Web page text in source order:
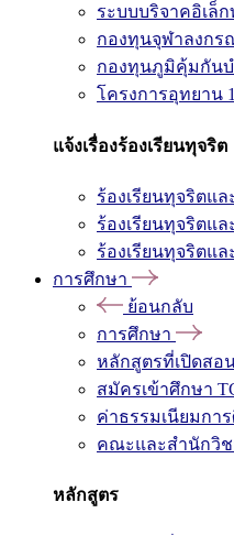
ระบบบริจาคอิเล็
กองทุนจุฬาลงก
กองทุนภูมิคุ้มกันบ
โครงการอุทยาน
แจ้งเรื่องร้องเรียนทุจริต
ร้องเรียนทุจริตแ
ร้องเรียนทุจริตแ
ร้องเรียนทุจริตแ
การศึกษา
ย้อนกลับ
การศึกษา
หลักสูตรที่เปิดสอ
สมัครเข้าศึกษา
ค่าธรรมเนียมกา
คณะและสำนักวิช
หลักสูตร